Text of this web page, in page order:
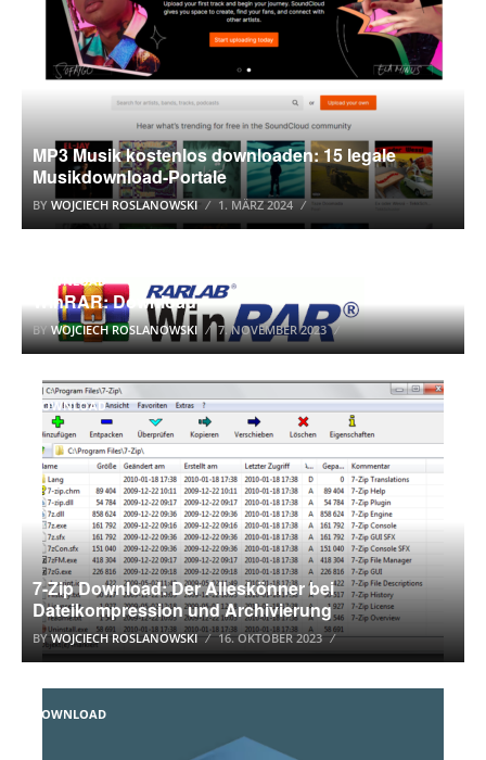
MP3 Musik kostenlos downloaden: 15 legale
Musikdownload-Portale
BY WOJCIECH ROSLANOWSKI 1. MÄRZ 2024
DOWNLOAD
WinRAR: Download
BYWOJCIECH ROSLANOWSKI 7. NOVEMBER 2023
DOWNLOAD
7-Zip Download: Der Alleskönner bei
Dateikompression und Archivierung
BYWOJCIECH ROSLANOWSKI 16. OKTOBER 2023
DOWNLOAD